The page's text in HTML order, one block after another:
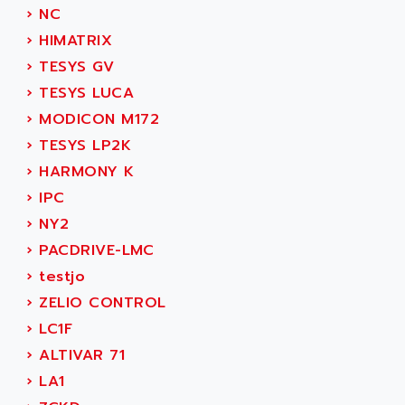
SMC50 / SMC600
SMC 25 et SMC 35
SMC25 et SMC35
SMC25
SMC
PB80
PB200
TSX COMPACT
984 SERIE
SIMODRIVE
TSX21
15N
AC AUTOMATION
AC SMARTMOTION
ACARD
ACB
ACBEL
ACCES
ACCU
ACCUCELL
ACCU-SORT SYSTEMS
ACCUTRONICS
ACDC
› NC
› HIMATRIX
› TESYS GV
› TESYS LUCA
› MODICON M172
› TESYS LP2K
› HARMONY K
› IPC
› NY2
› PACDRIVE-LMC
› testjo
› ZELIO CONTROL
› LC1F
› ALTIVAR 71
› LA1